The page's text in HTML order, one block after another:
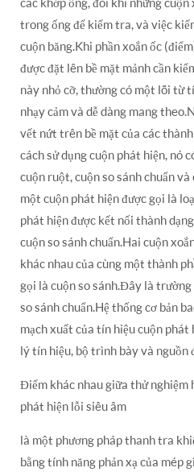
trong ống để kiểm tra, và việc
cuộn băng.Khi phần xoắn ốc
được đặt lên bề mặt mảnh cần
này nhỏ cỡ, thường có một lõi từ
nhạy cảm và dễ dàng mang
vết nứt trên bề mặt của các
cách sử dụng cuộn phát hiện, nó
cuộn ruột, cuộn so sánh chuẩn
một cuộn phát hiện được gọi là
phát hiện được kết nối thành
cuộn so sánh chuẩn.Hai cuộn
khác nhau của cùng một thành
gọi là cuộn so sánh.Đây là
so sánh chuẩn.Hệ thống cơ bản
mạch xuất của tín hiệu cuộn phát
lý tín hiệu, bộ trình bày và nguồn
Điểm khác nhau giữa thử nghiệm
phát hiện lỗi siêu âm
là một phương pháp thanh tra
bằng tính năng phản xạ của mép